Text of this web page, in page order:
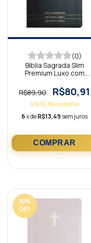
(0)
Bíblia Sagrada Slim
Premium Luxo com
Minimalista Preta
R$89,90 R$80,91
R$76,86 com Pix
6x deR$13,49 sem juros
10%
OFF